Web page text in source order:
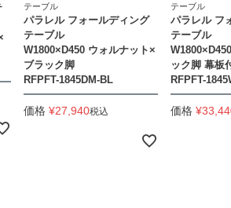
テーブル
パラレル フォールディング
テーブル
W1800×D450 ウォルナット×
ブラック脚
RFPFT-1845DM-BL
価格 ¥27,940税込
テーブル
パラレル フ
テーブル
ック脚 幕板
RFPFT-
価格 ¥